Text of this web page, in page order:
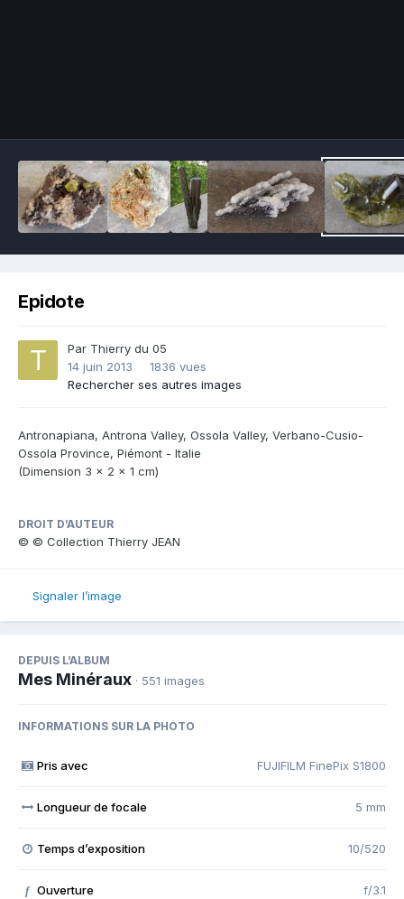
Epidote
Par Thierry du 05
14 juin 2013
1836 vues
Rechercher ses autres images
Antronapiana, Antrona Valley, Ossola Valley, Verbano-Cusio-
Ossola Province, Piémont - Italie
(Dimension 3 x 2 x 1 cm)
DROIT D’AUTEUR
© © Collection Thierry JEAN
Signaler l’image
DEPUIS L’ALBUM
Mes Minéraux · 551 images
INFORMATIONS SUR LA PHOTO
Pris avec FUJIFILM FinePix S1800
Longueur de focale 5 mm
Temps d’exposition 10/520
f Ouverture f/3.1